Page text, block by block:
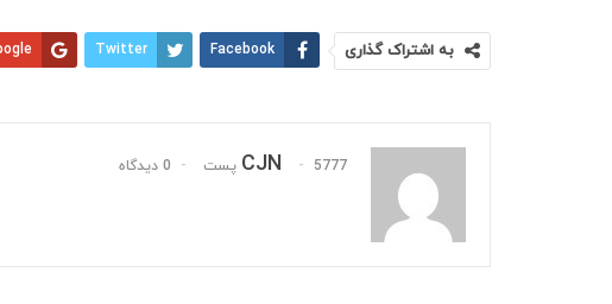
به اشتراک گذاری Facebook
Twitter
CJN 5777 پست 0 دیدگاه